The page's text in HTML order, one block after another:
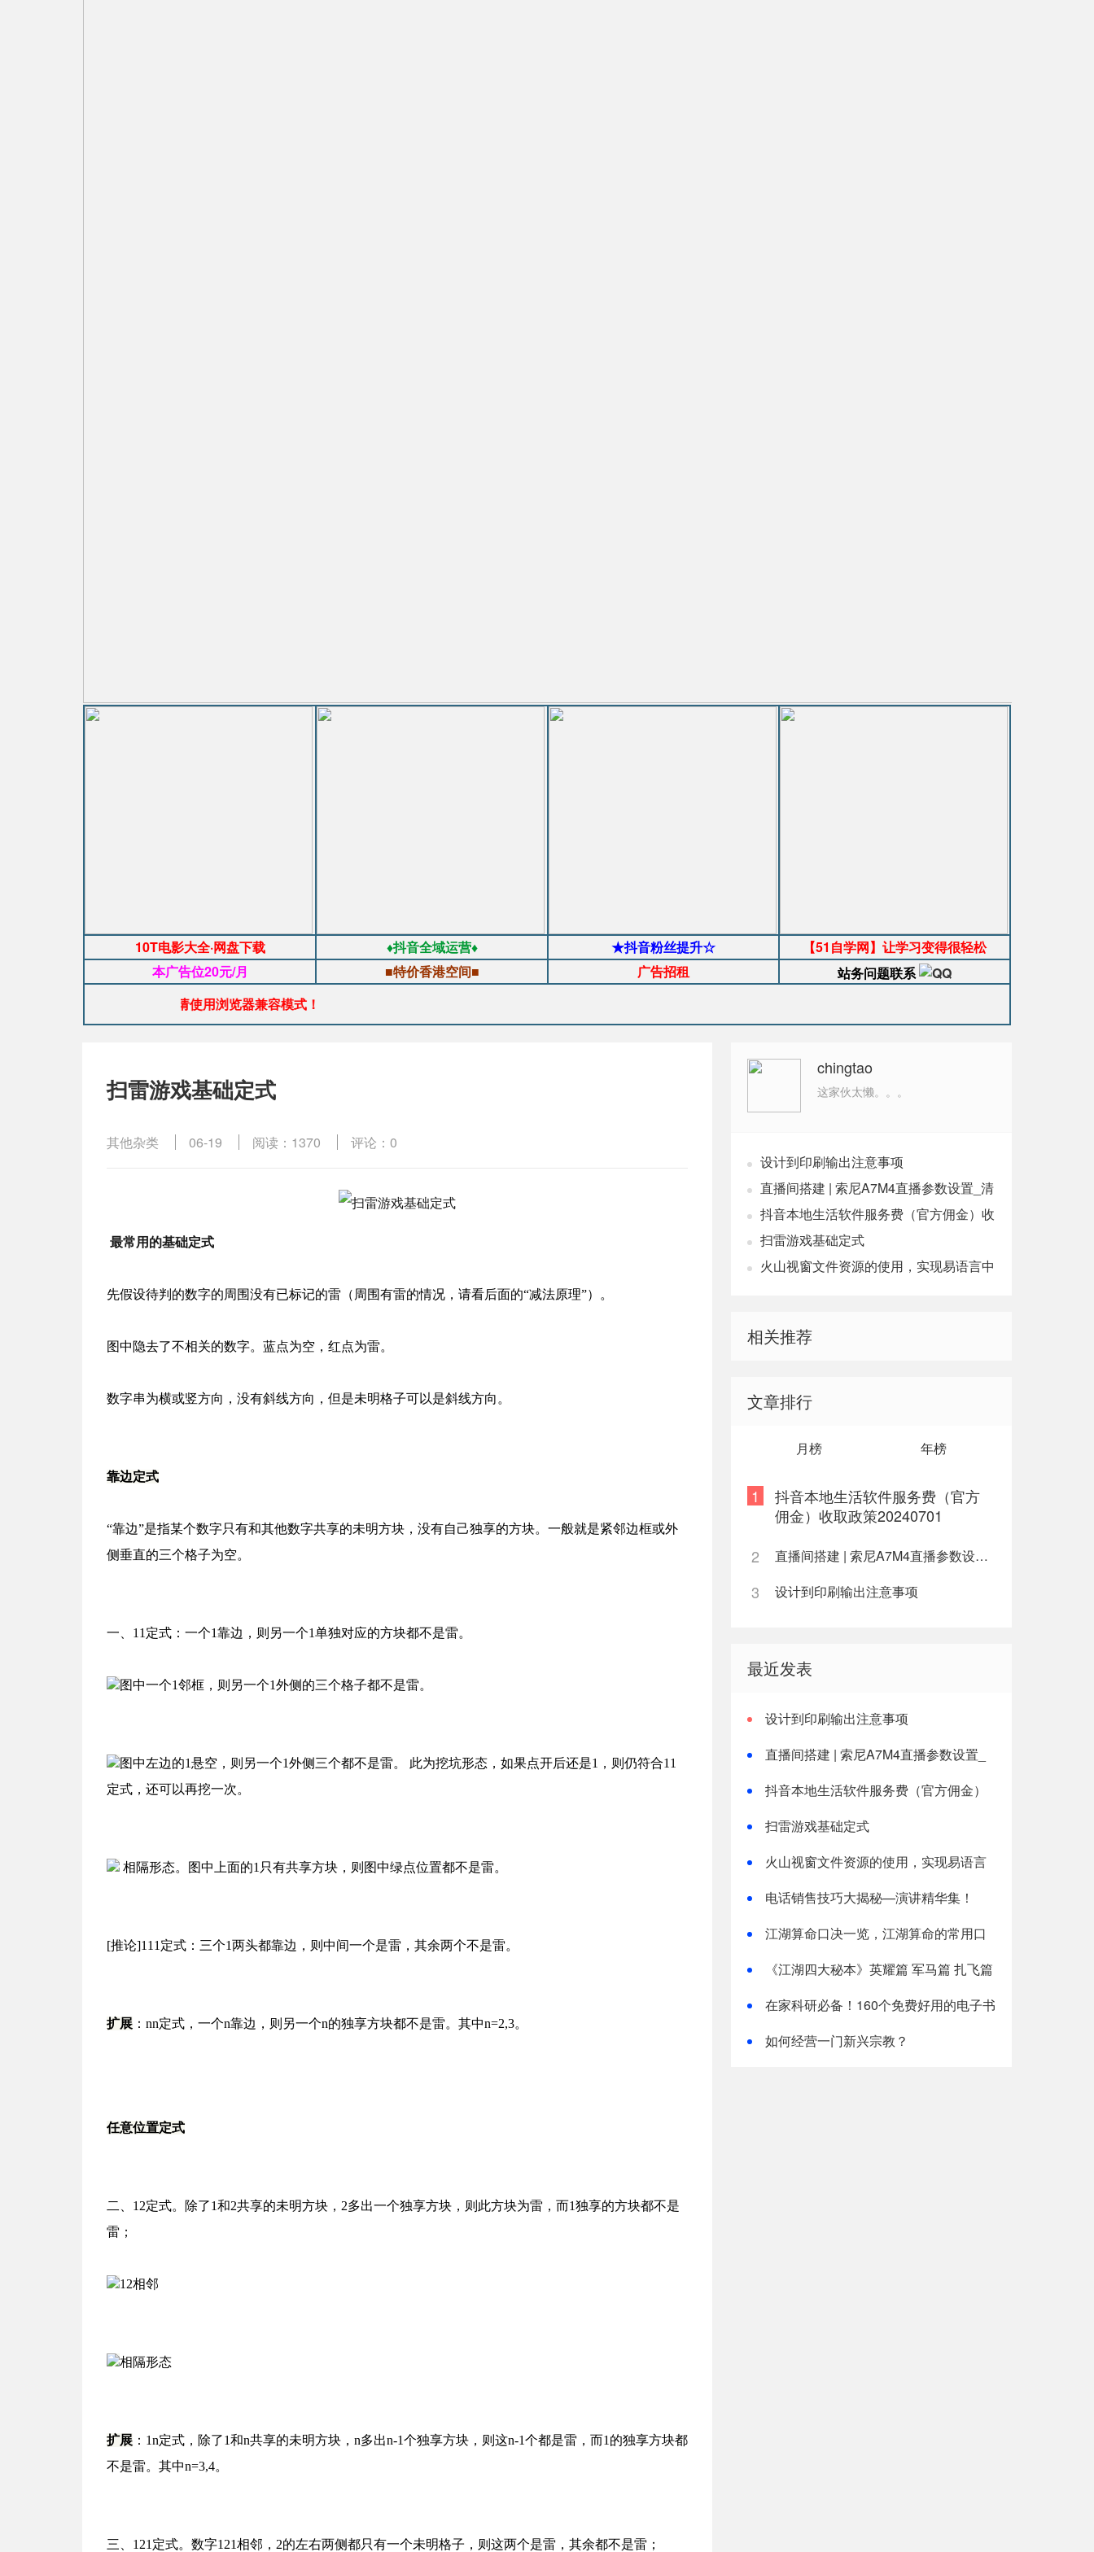
10T电影大全·网盘下载 ♦抖音全域运营♦ ★抖音粉丝提升☆
【51自学网】让学习变得很轻松
本广告位20元/月
■特价香港空间■ 广告招租
站务问题联系
：如图片显示异常，请使用浏览器兼容模式！
扫雷游戏基础定式
其他杂类 06-19 阅读：1370 评论：0
最常用的基础定式
先假设待判的数字的周围没有已标记的雷（周围有雷的情况，请看后面的“减法原理”）。
图中隐去了不相关的数字。蓝点为空，红点为雷。
数字串为横或竖方向，没有斜线方向，但是未明格子可以是斜线方向。
靠边定式
“靠边”是指某个数字只有和其他数字共享的未明方块，没有自己独享的方块。一般就是紧邻边框或外
侧垂直的三个格子为空。
一、11定式： 一个1靠边，则另一个1单独对应的方块都不是雷。
图中一个1邻框，则另一个1外侧的三个格子都不是雷。
图中左边的1悬空，则另一个1外侧三个都不是雷。 此为挖坑形态，如果点开后还是1，则仍符合11
定式，还可以再挖一次。
相隔形态。图中上面的1只有共享方块，则图中绿点位置都不是雷。
[推论]111定式：三个1两头都靠边，则中间一个是雷，其余两个不是雷。
扩展 ：nn定式，一个n靠边，则另一个n的独享方块都不是雷。其中n=2,3。
任意位置定式
二、12定式。
除了1和2共享的未明方块，2多出一个独享方块，则此方块为雷，而1独享的方块都不是
雷；
12相邻
相隔形态
扩展 ：1n定式，除了1和n共享的未明方块，n多出n-1个独享方块，则这n-1个都是雷，而1的独享方块都
不是雷。其中n=3,4。
三、121定式。 数字121相邻，2的左右两侧都只有一个未明格子，则这两个是雷，其余都不是雷；
chingtao
这家伙太懒。。。
设计到印刷输出注意事项
直播间搭建 | 索尼A7M4直播参数设置_清
晰高画质
抖音本地生活软件服务费（官方佣金）收
取政策20240701
扫雷游戏基础定式
火山视窗文件资源的使用，实现易语言中
相关推荐
文章排行
月榜 年榜
1
抖音本地生活软件服务费（官方
佣金）收取政策20240701
2
直播间搭建 | 索尼A7M4直播参数设置_清晰高画质
3 设计到印刷输出注意事项
最近发表
设计到印刷输出注意事项
直播间搭建 | 索尼A7M4直播参数设置_
抖音本地生活软件服务费（官方佣金）
扫雷游戏基础定式
火山视窗文件资源的使用，实现易语言
电话销售技巧大揭秘—演讲精华集！
江湖算命口决一览，江湖算命的常用口
《江湖四大秘本》英耀篇 军马篇 扎飞篇
在家科研必备！160个免费好用的电子书
如何经营一门新兴宗教？